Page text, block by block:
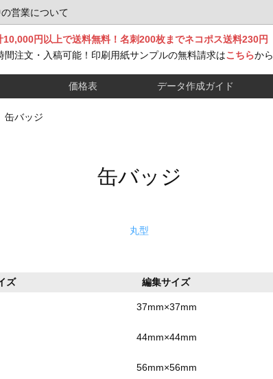
の営業について
10,000円以上で送料無料！名刺200枚までネコポス送料230円
間注文・入稿可能！印刷用紙サンプルの無料請求はこちらから
価格表 データ作成ガイド
バッジ
缶バッジ
丸型
ズ 編集サイズ
37mm×37mm
44mm×44mm
56mm×56mm